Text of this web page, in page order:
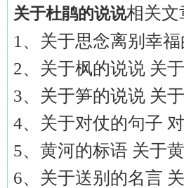
关于杜鹃的说说相关文
1、关于思念离别幸
2、关于枫的说说 关
3、关于笋的说说 关
4、关于对仗的句子
5、黄河的标语 关于
6、关于送别的名言